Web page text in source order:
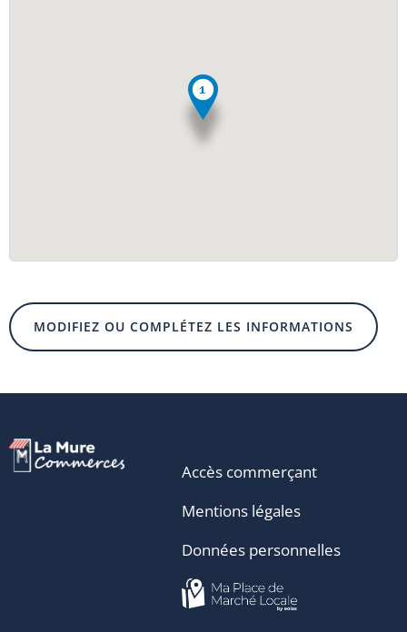
MODIFIEZ OU COMPLÉTEZ LES INFORMATIONS
Accès commerçant
Mentions légales
Données personnelles